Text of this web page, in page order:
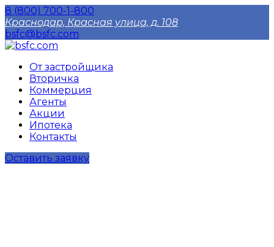
8 (800) 700-1-800
Краснодар, Красная улица, д. 108
bsfc@bsfc.com
От застройщика
Вторичка
Коммерция
Агенты
Акции
Ипотека
Контакты
Оставить заявку